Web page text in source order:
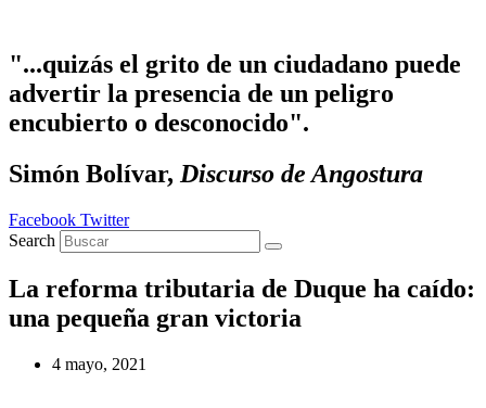
"...quizás el grito de un ciudadano puede
advertir la presencia de un peligro
encubierto o desconocido".
Simón Bolívar, Discurso de Angostura
Facebook Twitter
Search
La reforma tributaria de Duque ha caído:
una pequeña gran victoria
4 mayo, 2021